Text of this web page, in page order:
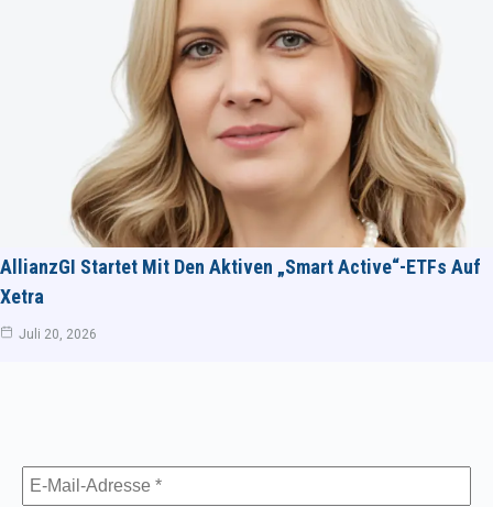
AllianzGI Startet Mit Den Aktiven „Smart Active“-ETFs Auf
Xetra
Juli 20, 2026